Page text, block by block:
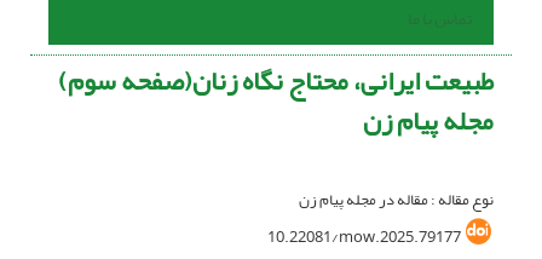
تماس با ما
طبیعت ایرانی، محتاج نگاه زنان(صفحه سوم)
مجله پیام زن
نوع مقاله : مقاله در مجله پیام زن
10.22081/mow.2025.79177